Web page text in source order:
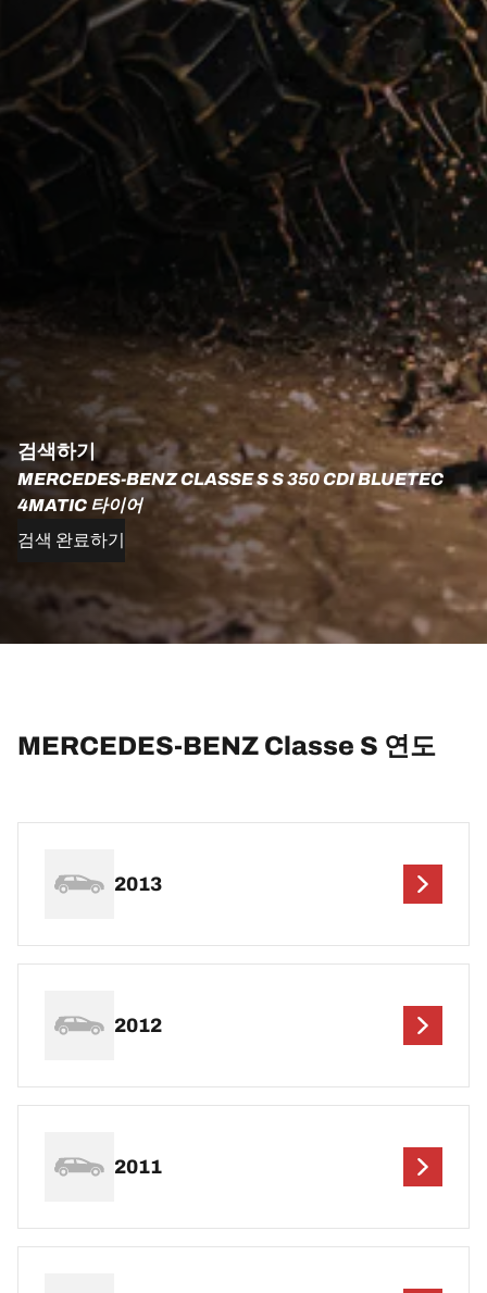
검색하기
MERCEDES-BENZ CLASSE S S 350 CDI BLUETEC
4MATIC 타이어
검색 완료하기
MERCEDES-BENZ Classe S 연도
2013
2012
2011